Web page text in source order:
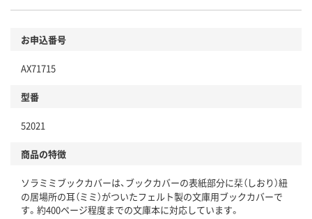
お申込番号
AX71715
型番
52021
商品の特徴
ソラミミブックカバーは、ブックカバーの表紙部分に栞（しおり）紐
の居場所の耳（ミミ）がついたフェルト製の文庫用ブックカバーで
す。約400ページ程度までの文庫本に対応しています。